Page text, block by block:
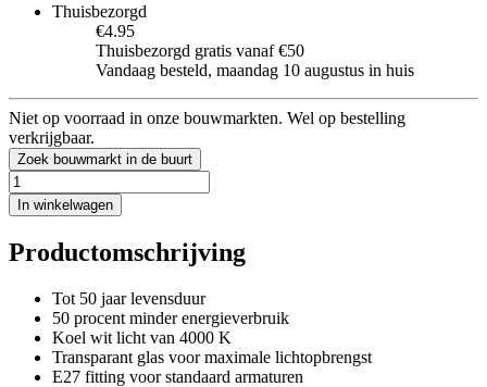
Thuisbezorgd
€4.95
Thuisbezorgd gratis vanaf €50
Vandaag besteld, maandag 10 augustus in huis
Niet op voorraad in onze bouwmarkten. Wel op bestelling
verkrijgbaar.
Zoek bouwmarkt in de buurt
In winkelwagen
Productomschrijving
Tot 50 jaar levensduur
50 procent minder energieverbruik
Koel wit licht van 4000 K
Transparant glas voor maximale lichtopbrengst
E27 fitting voor standaard armaturen